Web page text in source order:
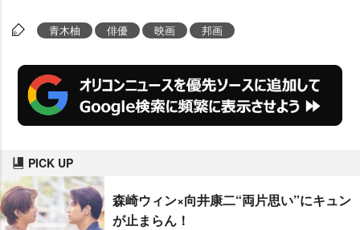
青木柚 俳優 映画 邦画
PICK UP
森崎ウィン×向井康二“両片思い”にキュン
が止まらん！